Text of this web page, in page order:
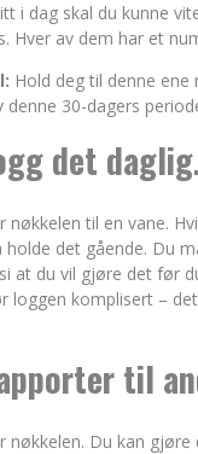
i dag skal du kunne
Hver av dem har et
Hold deg til denne
denne 30-dagers
det
nøkkelen til en vane.
holde det gående. Du
at du vil gjøre det før
loggen komplisert –
til
nøkkelen. Du kan